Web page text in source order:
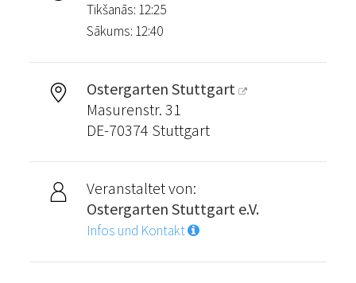
Tikšanās: 12:25
Sākums: 12:40
Ostergarten Stuttgart
Masurenstr. 31
DE-70374 Stuttgart
Veranstaltet von:
Ostergarten Stuttgart e.V.
Infos und Kontakt